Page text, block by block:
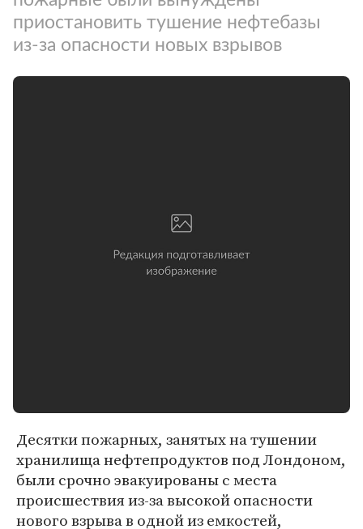
приостановить тушение нефтебазы
из-за опасности новых взрывов
Десятки пожарных, занятых на тушении
хранилища нефтепродуктов под Лондоном,
были срочно эвакуированы с места
происшествия из-за высокой опасности
нового взрыва в одной из емкостей,